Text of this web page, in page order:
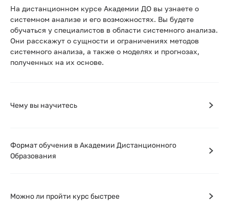
На дистанционном курсе Академии ДО вы узнаете о
системном анализе и его возможностях. Вы будете
обучаться у специалистов в области системного анализа.
Они расскажут о сущности и ограничениях методов
системного анализа, а также о моделях и прогнозах,
полученных на их основе.
Чему вы научитесь
Формат обучения в Академии Дистанционного
Образования
Можно ли пройти курс быстрее